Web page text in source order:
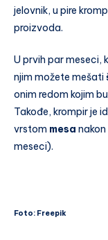
jelovnik, u pire
proizvoda.
U prvih par meseci,
njim možete mešati
onim redom kojim
Takođe, krompir je
vrstom mesa
meseci).
Foto: Freepik